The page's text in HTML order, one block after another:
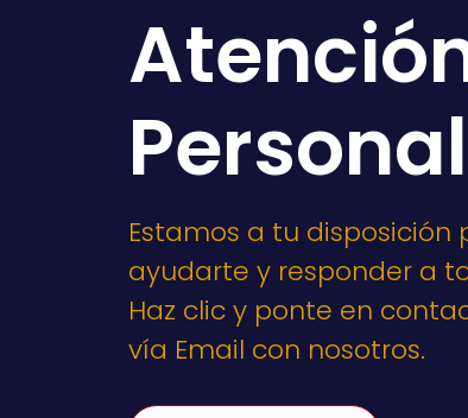
Estamos a tu disposición
ayudarte y responder a
Haz clic y ponte en
vía Email con nosotros.